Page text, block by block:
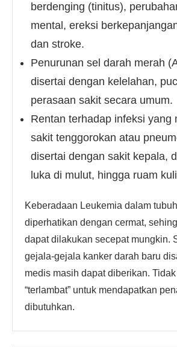
berdenging (tinitus),
mental, ereksi
dan stroke.
Penurunan sel darah merah
disertai dengan kelelahan,
perasaan sakit secara umum.
Rentan terhadap infeksi yang
sakit tenggorokan atau
disertai dengan sakit kepala,
luka di mulut, hingga ruam
Keberadaan Leukemia dalam
diperhatikan dengan cermat,
dapat dilakukan secepat mungkin.
gejala-gejala kanker darah baru
medis masih dapat diberikan.
“terlambat” untuk mendapatkan
dibutuhkan.